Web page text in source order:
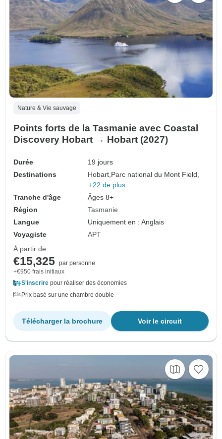
Nature & Vie sauvage
Points forts de la Tasmanie avec Coastal
Discovery Hobart → Hobart (2027)
Durée
19 jours
Destinations
Hobart, Parc national du Mont Field,
+22 de plus
Tranche d'âge
Âges 8+
Région
Tasmanie
Langue
Uniquement en : Anglais
Voyagiste
APT
À partir de
€15,325 par personne
+€950 frais initiaux
S'inscrire pour réaliser des économies
Prix basé sur une chambre double
Voir le circuit
Télécharger la brochure